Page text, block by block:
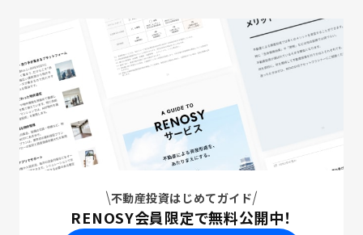
不動産投資はじめてガイド
RENOSY会員限定で無料公開中！